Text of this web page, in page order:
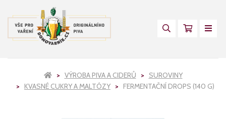
VÝROBA PIVA A CIDERŮ
SUROVINY
KVASNÉ CUKRY A MALTÓZY
FERMENTAČNÍ DROPS (140 G)